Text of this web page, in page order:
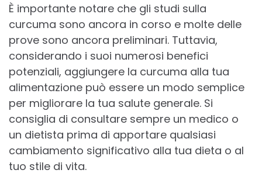
È importante notare che gli studi sulla
curcuma sono ancora in corso e molte delle
prove sono ancora preliminari. Tuttavia,
considerando i suoi numerosi benefici
potenziali, aggiungere la curcuma alla tua
alimentazione può essere un modo semplice
per migliorare la tua salute generale. Si
consiglia di consultare sempre un medico o
un dietista prima di apportare qualsiasi
cambiamento significativo alla tua dieta o al
tuo stile di vita.